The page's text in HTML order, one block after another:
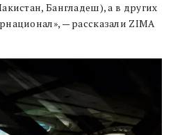
Бангладеш), а в других
— рассказали ZIMA